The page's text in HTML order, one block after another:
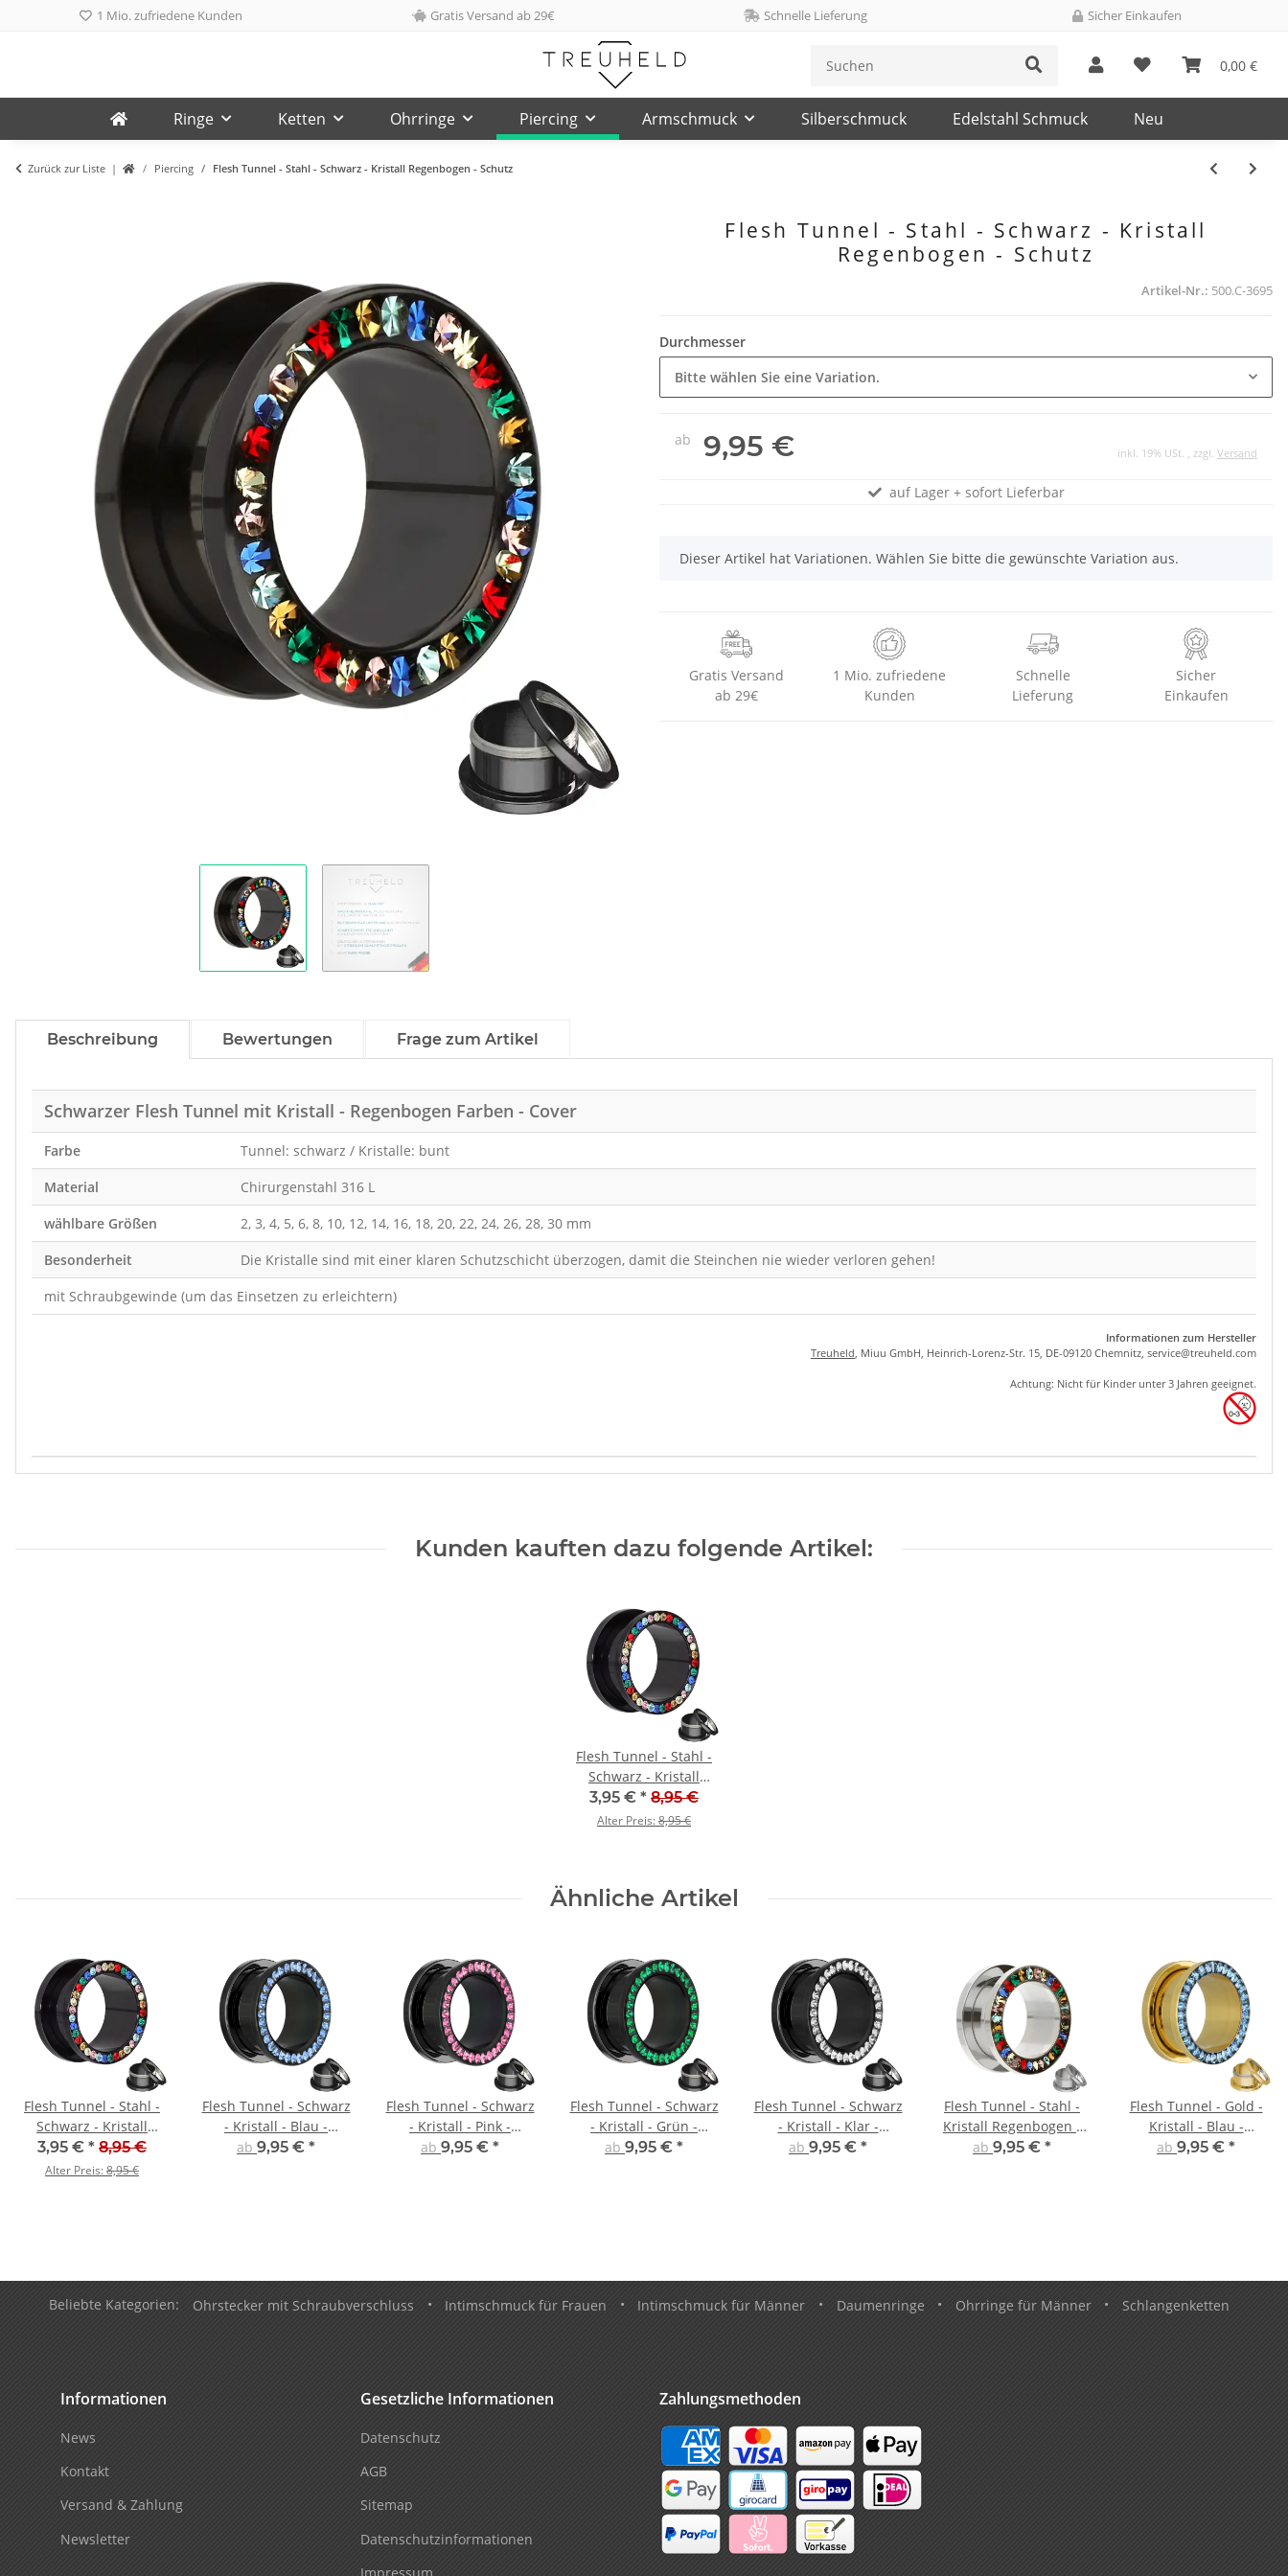
1 Mio. zufriedene Kunden Gratis Versand ab 29€ Schnelle Lieferung Sicher Einkaufen
0,00 €
Ringe Ketten Ohrringe Piercing Armschmuck Silberschmuck Edelstahl Schmuck Neu
Zurück zur Liste Piercing Flesh Tunnel - Stahl - Schwarz - Kristall Regenbogen - Schutz
Flesh Tunnel - Stahl - Schwarz - Kristall
Regenbogen - Schutz
Artikel-Nr.: 500.C-3695
Durchmesser
Bitte wählen Sie eine Variation.
ab 9,95 € inkl. 19% USt. , zzgl. Versand
auf Lager + sofort Lieferbar
x
Dieser Artikel hat Variationen. Wählen Sie bitte die gewünschte Variation aus.
Gratis Versand
ab 29€
1 Mio. zufriedene
Kunden
Schnelle
Lieferung
Sicher
Einkaufen
Beschreibung Bewertungen Frage zum Artikel
Schwarzer Flesh Tunnel mit Kristall - Regenbogen Farben - Cover
Farbe
Tunnel: schwarz / Kristalle: bunt
Material
Chirurgenstahl 316 L
wählbare Größen
2, 3, 4, 5, 6, 8, 10, 12, 14, 16, 18, 20, 22, 24, 26, 28, 30 mm
Besonderheit
Die Kristalle sind mit einer klaren Schutzschicht überzogen, damit die Steinchen nie wieder verloren gehen!
mit Schraubgewinde (um das Einsetzen zu erleichtern)
Informationen zum Hersteller
Treuheld, Miuu GmbH, Heinrich-Lorenz-Str. 15, DE-09120 Chemnitz, service@treuheld.com
Achtung: Nicht für Kinder unter 3 Jahren geeignet.
Produkteigenschaft
Wert
Kunden kauften dazu folgende Artikel:
Flesh Tunnel - Stahl -
Schwarz - Kristall
Regenbogen
3,95 € * 8,95 €
Alter Preis:8,95 €
Ähnliche Artikel
Flesh Tunnel - Stahl -
Schwarz - Kristall
Regenbogen
3,95 € * 8,95 €
Alter Preis:8,95 €
Flesh Tunnel - Schwarz
- Kristall - Blau -
Schutzschicht
ab 9,95 € *
Flesh Tunnel - Schwarz
- Kristall - Pink -
Schutzschicht
ab 9,95 € *
Flesh Tunnel - Schwarz
- Kristall - Grün -
Schutzschicht
ab 9,95 € *
Flesh Tunnel - Schwarz
- Kristall - Klar -
Schutzschicht
ab 9,95 € *
Flesh Tunnel - Stahl -
Kristall Regenbogen -
Schutz
ab 9,95 € *
Flesh Tunnel - Gold -
Kristall - Blau -
Schutzschicht
ab 9,95 € *
Beliebte Kategorien: Ohrstecker mit Schraubverschluss • Intimschmuck für Frauen • Intimschmuck für Männer • Daumenringe • Ohrringe für Männer • Schlangenketten
Informationen
News
Kontakt
Versand & Zahlung
Newsletter
Gesetzliche Informationen
Datenschutz
AGB
Sitemap
Datenschutzinformationen
Zahlungsmethoden